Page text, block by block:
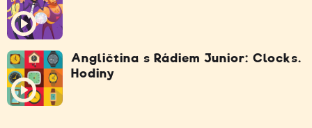
Angličtina s Rádiem Junior: Clocks.
Hodiny